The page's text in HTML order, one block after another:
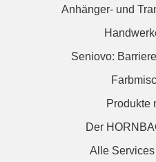
Anhänger- und
Seniovo:
Produkte
Der
Alle